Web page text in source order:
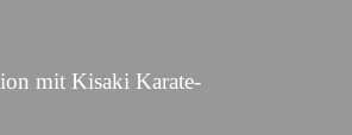
mit Kisaki Karate-